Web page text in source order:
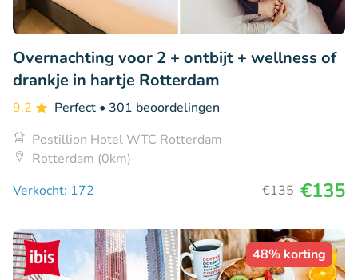
Overnachting voor 2 + ontbijt + wellness of
drankje in hartje Rotterdam
9.2 Perfect • 301 beoordelingen
Postillion Hotel WTC Rotterdam
Rotterdam (0km)
Verkocht: 172
€135 €135
48% korting